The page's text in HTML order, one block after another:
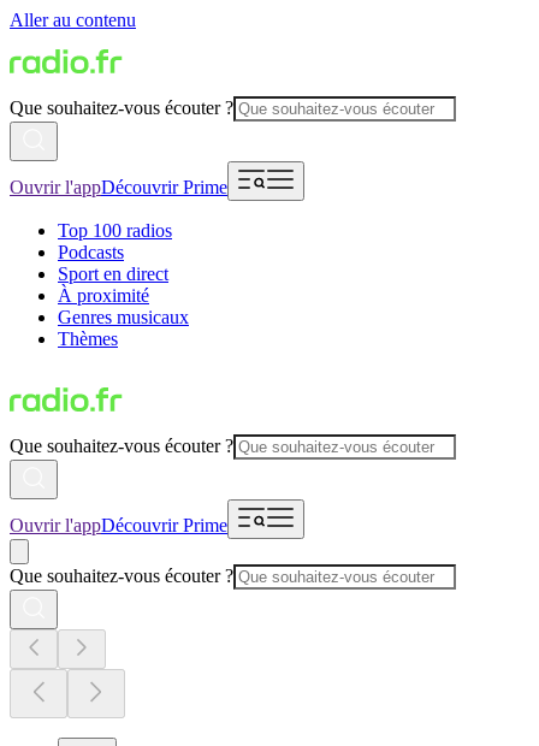
Aller au contenu
Que souhaitez-vous écouter ?
Ouvrir l'appDécouvrir Prime
Top 100 radios
Podcasts
Sport en direct
À proximité
Genres musicaux
Thèmes
Que souhaitez-vous écouter ?
Ouvrir l'appDécouvrir Prime
Que souhaitez-vous écouter ?